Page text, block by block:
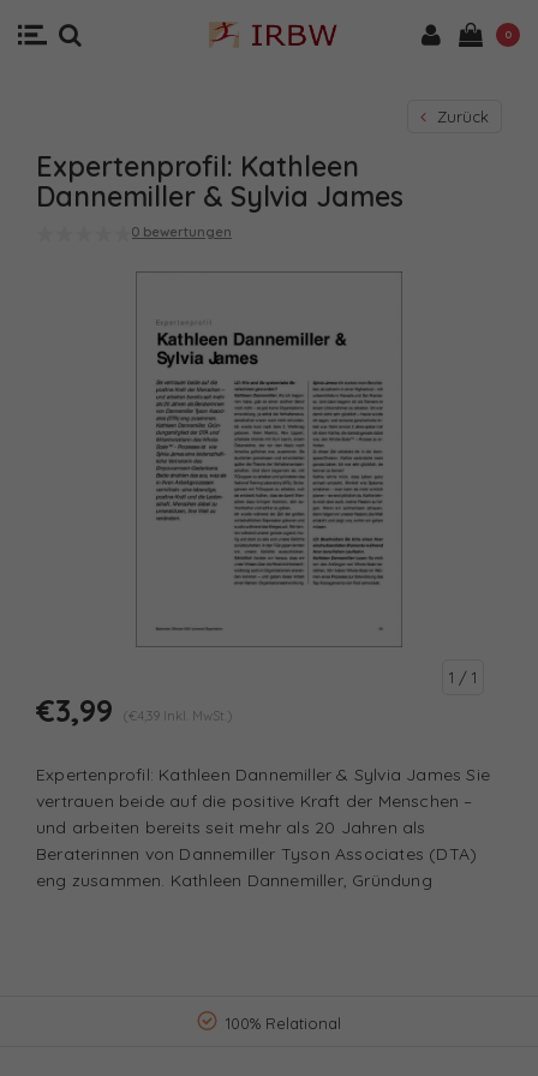
0
Zurück
Expertenprofil: Kathleen
Dannemiller & Sylvia James
0 bewertungen
1 / 1
€3,99 (€4,39 Inkl. MwSt.)
Expertenprofil: Kathleen Dannemiller & Sylvia James Sie
vertrauen beide auf die positive Kraft der Menschen –
und arbeiten bereits seit mehr als 20 Jahren als
Beraterinnen von Dannemiller Tyson Associates (DTA)
eng zusammen. Kathleen Dannemiller, Gründung
100% Relational